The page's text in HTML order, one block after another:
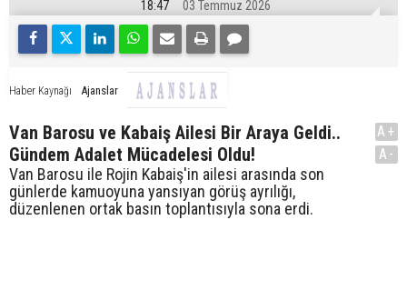
18:47 03 Temmuz 2026
Haber Kaynağı Ajanslar
Van Barosu ve Kabaiş Ailesi Bir Araya Geldi..
Gündem Adalet Mücadelesi Oldu!
Van Barosu ile Rojin Kabaiş'in ailesi arasında son
günlerde kamuoyuna yansıyan görüş ayrılığı,
düzenlenen ortak basın toplantısıyla sona erdi.
A+
A-